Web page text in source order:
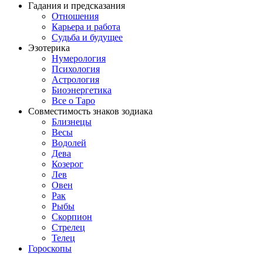
Гадания и предсказания
Отношения
Карьера и работа
Cудьба и будущее
Эзотерика
Нумерология
Психология
Астрология
Биоэнергетика
Все о Таро
Совместимость знаков зодиака
Близнецы
Весы
Водолей
Дева
Козерог
Лев
Овен
Рак
Рыбы
Скорпион
Стрелец
Телец
Гороскопы